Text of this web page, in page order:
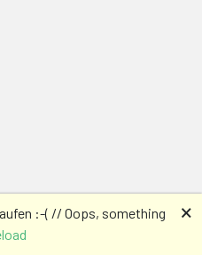
:-( // Oops, something
🗙